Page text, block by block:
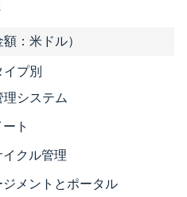
：米ドル）
イプ別
理システム
ト
イクル管理
ジメントとポータル